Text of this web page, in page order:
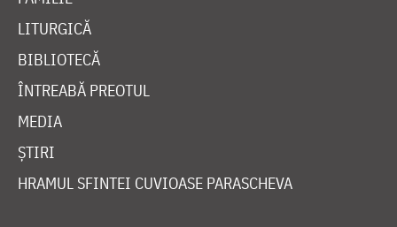
LITURGICĂ
BIBLIOTECĂ
ÎNTREABĂ PREOTUL
MEDIA
ȘTIRI
HRAMUL SFINTEI CUVIOASE PARASCHEVA